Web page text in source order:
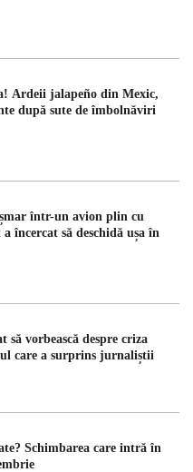
Ardeii jalapeño din Mexic,
după sute de îmbolnăviri
într-un avion plin cu
încercat să deschidă ușa în
să vorbească despre criza
care a surprins jurnaliștii
Schimbarea care intră în